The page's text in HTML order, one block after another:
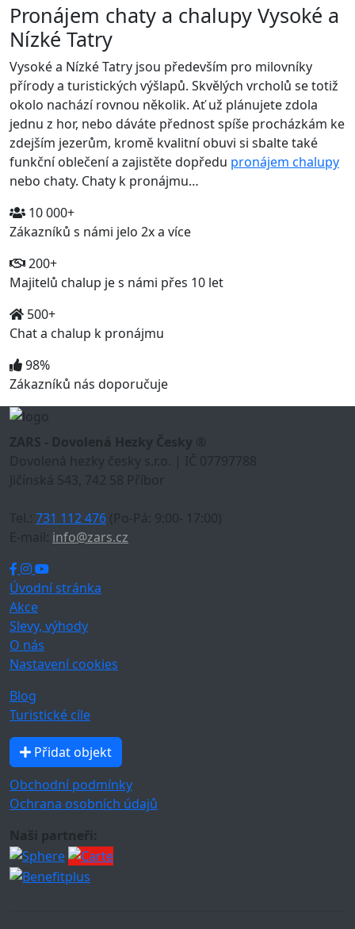
Pronájem chaty a chalupy Vysoké a
Nízké Tatry
Vysoké a Nízké Tatry jsou především pro milovníky
přírody a turistických výšlapů. Skvělých vrcholů se totiž
okolo nachází rovnou několik. Ať už plánujete zdola
jednu z hor, nebo dáváte přednost spíše procházkám ke
zdejším jezerům, kromě kvalitní obuvi si sbalte také
funkční oblečení a zajistěte dopředu pronájem chalupy
nebo chaty. Chaty k pronájmu…
10 000+
Zákazníků s námi jelo 2x a více
200+
Majitelů chalup je s námi přes 10 let
500+
Chat a chalup k pronájmu
98%
Zákazníků nás doporučuje
ZARS - Dovolená Hezky Česky ®
Dovolená hezky česky s.r.o. | IČ 07797788
Jičínská 543, 742 58 Příbor
Tel.: 731 112 476 (Po-Pá: 9:00- 17:00)
E-mail: info@zars.cz
Úvodní stránka
Akce
Slevy, výhody
O nás
Nastavení cookies
Blog
Turistické cíle
Přidat objekt
Obchodní podmínky
Ochrana osobních údajů
Naši partneři: